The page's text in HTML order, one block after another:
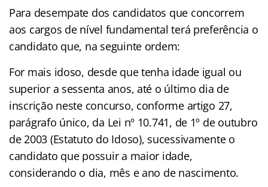
Para desempate dos candidatos que concorrem
aos cargos de nível fundamental terá preferência o
candidato que, na seguinte ordem:
For mais idoso, desde que tenha idade igual ou
superior a sessenta anos, até o último dia de
inscrição neste concurso, conforme artigo 27,
parágrafo único, da Lei nº 10.741, de 1º de outubro
de 2003 (Estatuto do Idoso), sucessivamente o
candidato que possuir a maior idade,
considerando o dia, mês e ano de nascimento.